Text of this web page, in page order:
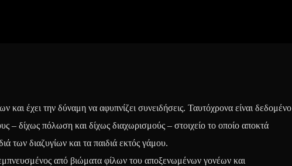
έχει την δύναμη να αφυπνίζει συνειδήσεις. Ταυτόχρονα είναι δεδομένο
– δίχως πόλωση και δίχως διαχωρισμούς – στοιχείο το οποίο αποκτά
των διαζυγίων και τα παιδιά εκτός γάμου.
από βιώματα φίλων του αποξενωμένων γονέων και